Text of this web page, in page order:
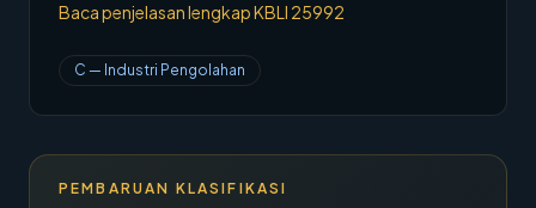
Baca penjelasan lengkap KBLI 25992
C — Industri Pengolahan
PEMBARUAN KLASIFIKASI